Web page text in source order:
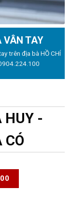
VÂN TAY
trên địa bà HỒ CHÍ
HUY -
CÓ